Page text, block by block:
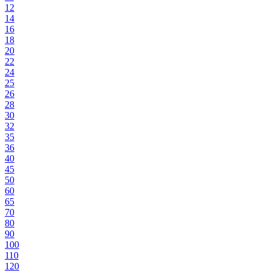
12
14
16
18
20
22
24
25
26
28
30
32
35
36
40
45
50
60
65
70
80
90
100
110
120